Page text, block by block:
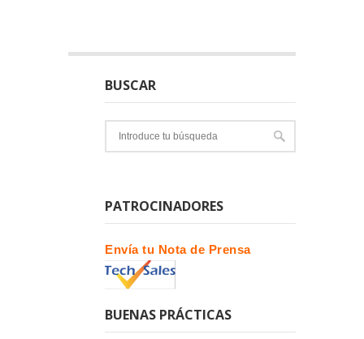
BUSCAR
PATROCINADORES
Envía tu Nota de Prensa
BUENAS PRÁCTICAS